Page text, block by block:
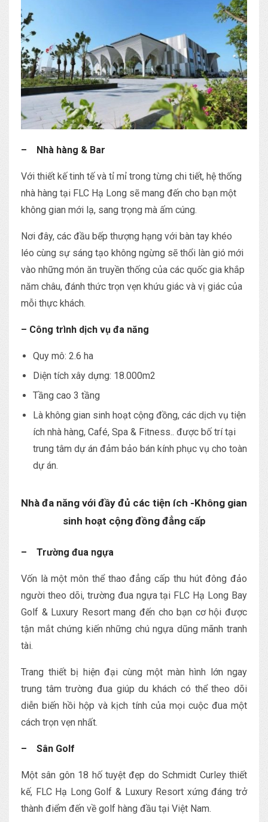
– Nhà hàng & Bar
Với thiết kế tinh tế và tỉ mỉ trong từng chi tiết, hệ thống
nhà hàng tại FLC Hạ Long sẽ mang đến cho bạn một
không gian mới lạ, sang trọng mà ấm cúng.
Nơi đây, các đầu bếp thượng hạng với bàn tay khéo
léo cùng sự sáng tạo không ngừng sẽ thổi làn gió mới
vào những món ăn truyền thống của các quốc gia khắp
năm châu, đánh thức trọn vẹn khứu giác và vị giác của
mỗi thực khách.
– Công trình dịch vụ đa năng
Quy mô: 2.6 ha
Diện tích xây dựng: 18.000m2
Tầng cao 3 tầng
Là không gian sinh hoạt cộng đồng, các dịch vụ tiện
ích nhà hàng, Café, Spa & Fitness.. được bố trí tại
trung tâm dự án đảm bảo bán kính phục vụ cho toàn
dự án.
Nhà đa năng với đầy đủ các tiện ích -Không gian
sinh hoạt cộng đồng đẳng cấp
– Trường đua ngựa
Vốn là một môn thể thao đẳng cấp thu hút đông đảo
người theo dõi, trường đua ngựa tại FLC Hạ Long Bay
Golf & Luxury Resort mang đến cho bạn cơ hội được
tận mắt chứng kiến những chú ngựa dũng mãnh tranh
tài.
Trang thiết bị hiện đại cùng một màn hình lớn ngay
trung tâm trường đua giúp du khách có thể theo dõi
diễn biến hồi hộp và kịch tính của mọi cuộc đua một
cách trọn vẹn nhất.
– Sân Golf
Một sân gôn 18 hố tuyệt đẹp do Schmidt Curley thiết
kế, FLC Hạ Long Golf & Luxury Resort xứng đáng trở
thành điểm đến về golf hàng đầu tại Việt Nam.